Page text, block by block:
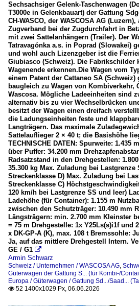
Züge
RoLa-Züge (Rollende
Schweiz
Unternehmen
Hupac AG
RAlpin AG
SBB Cargo (SBBC)
WASCOSA AG
Züge
RoLa-Züge (Rollende
Sechsachsiger Gelenk-Taschenwagen
T3000e in Gelenkbauart) der Gattung
CH-WASCO, der WASCOSA AG
Zugverband bei der Zugdurchfahrt in
mit zwei Sattelanhängern (Trailer). Der
Tatravagónka a.s. in Poprad (Slowakei)
und wohl auch Lizenzgeber ist die
Giubiasco (Schweiz). Die Fabrikschilder
Wagenende erkennen.Die Wagen vom
einem Patent der Cattaneo SA (Schweiz)
baugleich zu Wagen von Kombiverkehr,
Wascosa. Mögliche Ladeeinheiten sind
alternativ bis zu vier Wechselbrücken
besitzt der Wagen einen dreifach
die Ladungseinheiten feste und
Langträgern. Das maximale
Sattelauflieger 2 × 40 t; die Basishöhe
TECHNISCHE DATEN: Spurweite: 1.435
über Puffer: 34.200 mm
Radsatzstand in den Drehgestellen:
35.300 kg Max. Zuladung bei Lastgrenze
Streckenklasse D) Max. Zuladung bei
Streckenklasse C)
120 km/h bei Lastgrenze SS und leer)
Ladehöhe (für Container): 1.155 m
zwischen den Schutzträger: 10.490 mm
Längsträgern: min. 2.700 mm Kleinster
= 75 m Drehgestelle: 1x Y25Ls(s)i1f und
x DK-GP-A (K), max. 108 t Bremssohle:
Ja, auf das mittlere Drehgestell Intern.
GE / G1 
Armin Schwarz
Schweiz / Unternehmen / WASCOSA AG,
Güterwagen der Gattung S... (für Kombi-/
Europa / Güterwagen / Gattung Sd.../Saad...
 52 1400x1029 Px, 06.06.2026